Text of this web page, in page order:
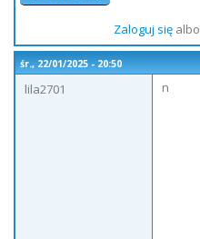
Zaloguj sięalbo
śr., 22/01/2025 - 20:50
lila2701
n